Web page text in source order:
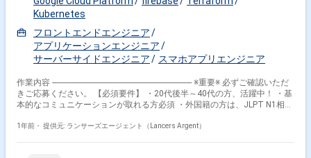
Kubernetes
フロントエンドエンジニア
アプリケーションエンジニア
サーバーサイドエンジニア
スマホアプリエンジニア
作業内容 ------------------------------------------------------------------- ※重要※ 必ずご確認いただ
きご応募ください。 【必須要件】 ・20代後半～40代の方、活躍中！ ・基
本的なコミュニケーションが取れる方必須 ・外国籍の方は、JLPT N1相当
（副業不可） ・エンジニア実務経験3年以上必須 ---------------------------------------------
1年前・ 提供元: ランサーズエージェント（Lancers Argent）